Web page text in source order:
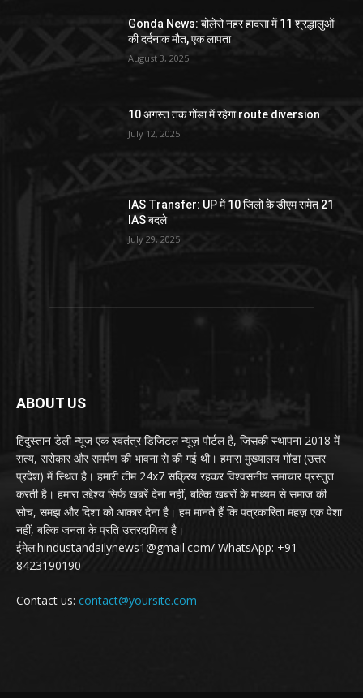
Gonda News: बोलेरो नहर हादसा में 11 श्रद्धालुओं
की दर्दनाक मौत, एक लापता
August 3, 2025
10 अगस्त तक गोंडा में रहेगा route diversion
July 12, 2025
IAS Transfer: UP में 10 जिलों के डीएम समेत 21
IAS बदले
July 29, 2025
ABOUT US
हिंदुस्तान डेली न्यूज एक स्वतंत्र डिजिटल न्यूज़ पोर्टल है, जिसकी स्थापना 2018 में
सत्य, सरोकार और समर्पण की भावना से की गई थी। हमारा मुख्यालय गोंडा (उत्तर
प्रदेश) में स्थित है। हमारी टीम 24x7 सक्रिय रहकर विश्वसनीय समाचार प्रस्तुत
करती है। हमारा उद्देश्य सिर्फ खबरें देना नहीं, बल्कि खबरों के माध्यम से समाज की
सोच, समझ और दिशा को आकार देना है। हम मानते हैं कि पत्रकारिता महज़ एक पेशा
नहीं, बल्कि जनता के प्रति उत्तरदायित्व है।
ईमेल:hindustandailynews1@gmail.com/ WhatsApp: +91-
8423190190
Contact us: contact@yoursite.com